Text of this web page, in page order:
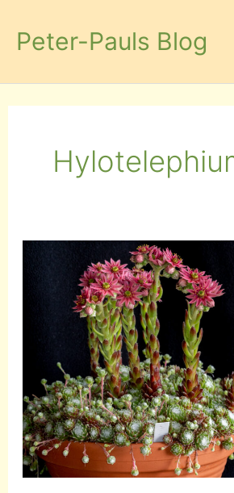
InhaltPeter-Pauls Blog